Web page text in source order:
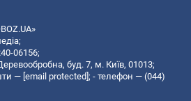
06156;
буд. 7, м. Київ, 01013;
— [email protected] ; - телефон — (044)